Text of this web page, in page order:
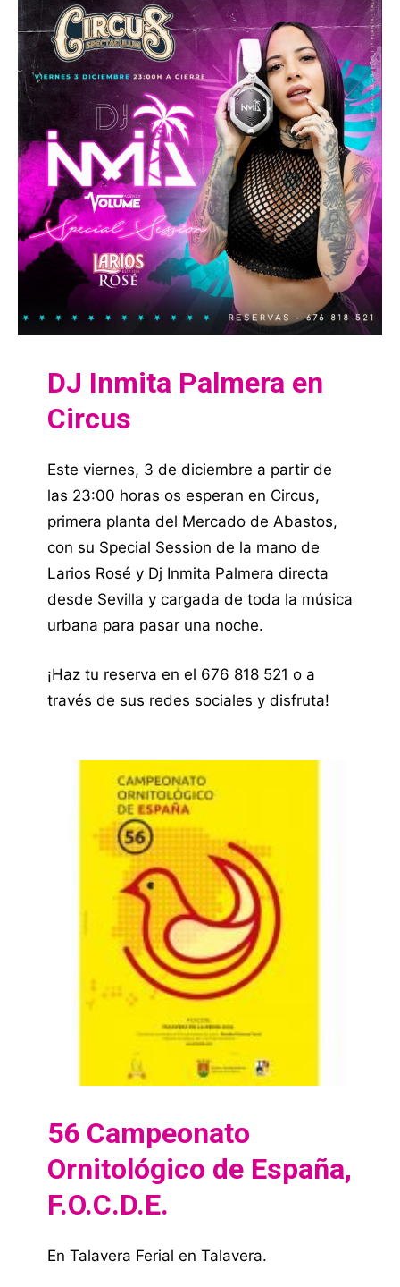
DJ Inmita Palmera en
Circus
Este viernes, 3 de diciembre a partir de
las 23:00 horas os esperan en Circus,
primera planta del Mercado de Abastos,
con su Special Session de la mano de
Larios Rosé y Dj Inmita Palmera directa
desde Sevilla y cargada de toda la música
urbana para pasar una noche.
¡Haz tu reserva en el 676 818 521 o a
través de sus redes sociales y disfruta!
56 Campeonato
Ornitológico de España,
F.O.C.D.E.
En Talavera Ferial en Talavera.